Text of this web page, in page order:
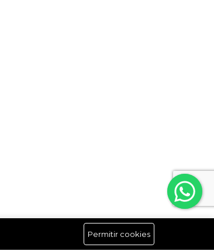
Síguenos
Permitir cookies